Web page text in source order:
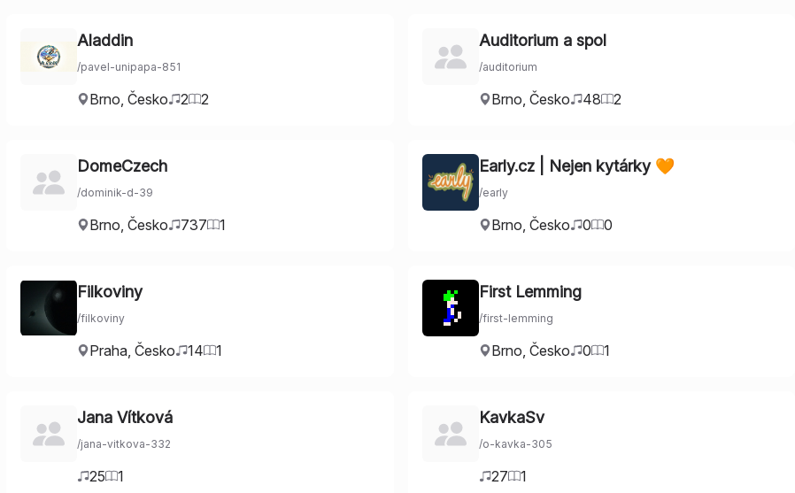
Aladdin
/pavel-unipapa-851
Brno, Česko 2 2
Auditorium a spol
/auditorium
Brno, Česko 48 2
DomeCzech
/dominik-d-39
Brno, Česko 737 1
Early.cz | Nejen kytárky 🧡
/early
Brno, Česko 0 0
Filkoviny
/filkoviny
Praha, Česko 14 1
First Lemming
/first-lemming
Brno, Česko 0 1
Jana Vítková
/jana-vitkova-332
25 1
KavkaSv
/o-kavka-305
27 1